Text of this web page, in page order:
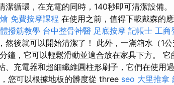
潔循環，在充電的同時，140秒即可清潔設備。
免費按摩課程 在使用之前，值得下載戴森的
撥筋教學 台中整骨神醫 足底按摩 記帳士 工商
然後就可以開始清潔了！ 此外，一滿箱水（1
鐘，它可以輕鬆滑動並適合放在家具下方。
、充電器和超細纖維圓柱形刷子，它們在使用
您可以根據地板的髒度從 three seo 大里推拿